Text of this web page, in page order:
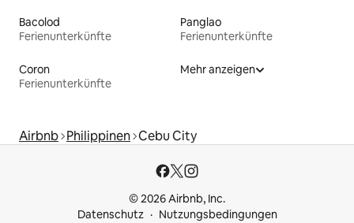
Bacolod
Ferienunterkünfte
Panglao
Ferienunterkünfte
Coron
Ferienunterkünfte
Mehr anzeigen
Airbnb Philippinen Cebu City
© 2026 Airbnb, Inc.
Datenschutz
Nutzungsbedingungen